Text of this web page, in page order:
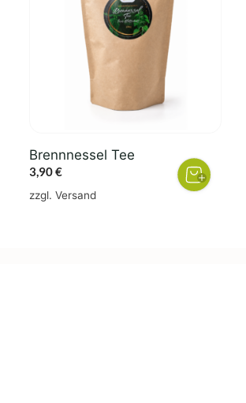
Brennnessel Tee
3,90€
zzgl. Versand